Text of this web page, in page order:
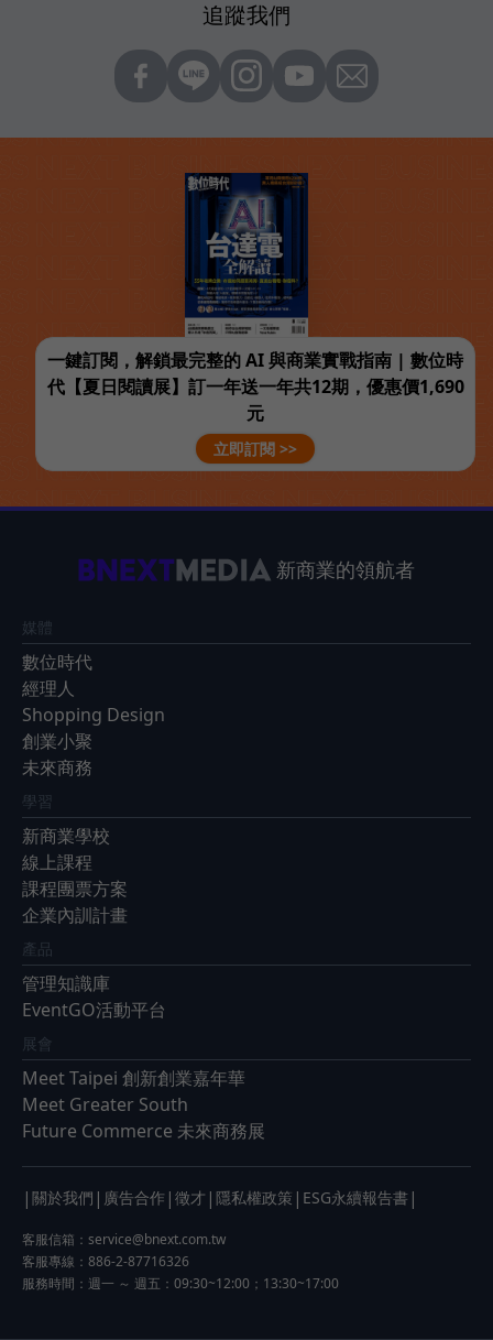
追蹤我們
一鍵訂閱，解鎖最完整的 AI 與商業實戰指南 | 數位時
代【夏日閱讀展】訂一年送一年共12期，優惠價1,690
元
立即訂閱 >>
新商業的領航者
媒體
數位時代
經理人
Shopping Design
創業小聚
未來商務
學習
新商業學校
線上課程
課程團票方案
企業內訓計畫
產品
管理知識庫
EventGO活動平台
展會
Meet Taipei 創新創業嘉年華
Meet Greater South
Future Commerce 未來商務展
| 關於我們 | 廣告合作 | 徵才 | 隱私權政策 | ESG永續報告書 |
客服信箱： service@bnext.com.tw
客服專線：886-2-87716326
服務時間：週一 ～ 週五：09:30~12:00；13:30~17:00